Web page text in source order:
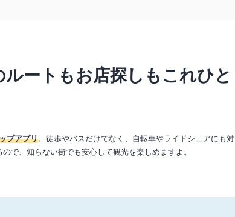
ートもお店探しもこれひと
プアプリ。徒歩やバスだけでなく、自転車やライドシェアにも対
で、知らない街でも安心して観光を楽しめますよ。